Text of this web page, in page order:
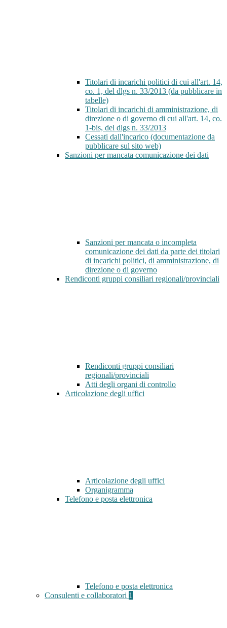
Titolari di incarichi politici di cui all'art. 14,
co. 1, del dlgs n. 33/2013 (da pubblicare in
tabelle)
Titolari di incarichi di amministrazione, di
direzione o di governo di cui all'art. 14, co.
1-bis, del dlgs n. 33/2013
Cessati dall'incarico (documentazione da
pubblicare sul sito web)
Sanzioni per mancata comunicazione dei dati
Sanzioni per mancata o incompleta
comunicazione dei dati da parte dei titolari
di incarichi politici, di amministrazione, di
direzione o di governo
Rendiconti gruppi consiliari regionali/provinciali
Rendiconti gruppi consiliari
regionali/provinciali
Atti degli organi di controllo
Articolazione degli uffici
Articolazione degli uffici
Organigramma
Telefono e posta elettronica
Telefono e posta elettronica
Consulenti e collaboratori 1